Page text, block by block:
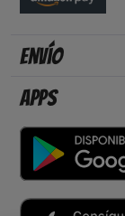
Envío
Apps